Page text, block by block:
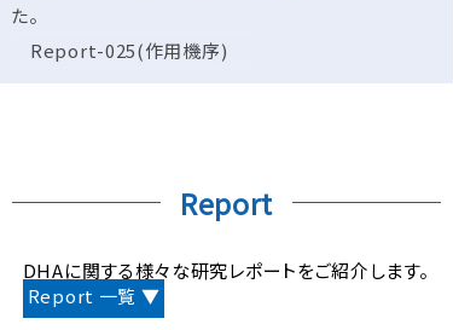
た。
Report-025(作用機序)
●DHAに関する総説の内容を追加いたしました。
●DHAに関する作用機序の内容を追加いたしまし
た。
Report
DHAに関する様々な研究レポートをご紹介します。
Report 一覧 ▼